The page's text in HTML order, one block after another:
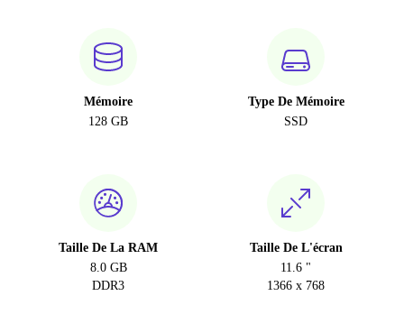
Mémoire
128 GB
Type De Mémoire
SSD
Taille De La RAM
8.0 GB
DDR3
Taille De L'écran
11.6 "
1366 x 768